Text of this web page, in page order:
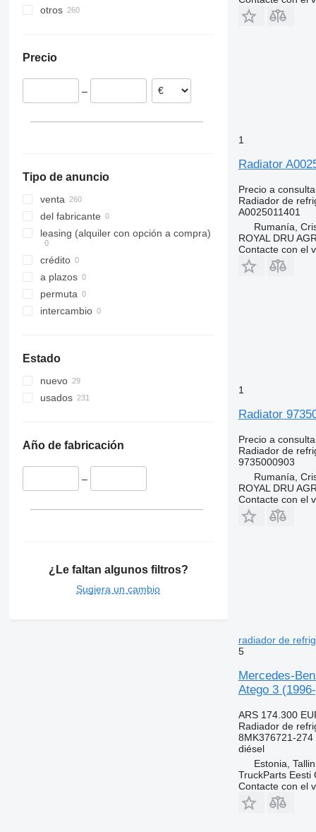
Sprinter
FM
S-series
VM
otros
Bélgica
España
Precio
–
Tipo de anuncio
venta
del fabricante
leasing (alquiler con opción a compra)
crédito
a plazos
permuta
intercambio
Estado
nuevo
usados
Año de fabricación
–
¿Le faltan algunos filtros?
Sugiera un cambio
1
Radiator
Precio a
Radiador de
A0025011401
Rumanía,
ROYAL DRU
Contacte con el
1
Radiator
Precio a
Radiador de
9735000903
Rumanía,
ROYAL DRU
Contacte con el
radiador de
5
Mercedes-
Atego 3
ARS 174.300
Radiador de
8MK376721-
diésel
Estonia,
TruckParts Eesti
Contacte con el